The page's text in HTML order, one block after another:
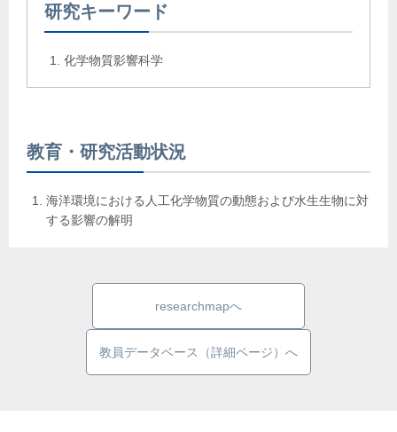
研究キーワード
化学物質影響科学
教育・研究活動状況
海洋環境における人工化学物質の動態および水生生物に対
する影響の解明
researchmapへ
教員データベース（詳細ページ）へ